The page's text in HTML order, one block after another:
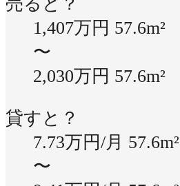
1,407万円 57.6m²
〜
2,030万円 57.6m²
貸すと？
7.73万円/月 57.6m²
〜